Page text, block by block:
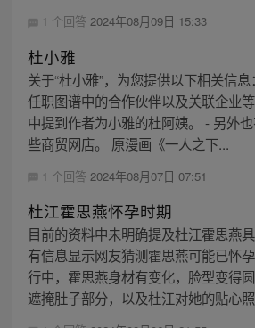
1 个回答 2024年08月09日 15:33
杜小雅
关于“杜小雅”，为您提供以下相关信
任职图谱中的合作伙伴以及关联企业
中提到作者为小雅的杜阿姨。 - 另外
些商贸网店。 原漫画《一人之下...
1 个回答 2024年08月07日 07:51
杜江霍思燕怀孕时期
目前的资料中未明确提及杜江霍思燕
有信息显示网友猜测霍思燕可能已怀
行中，霍思燕身材有变化，脸型变得
遮掩肚子部分，以及杜江对她的贴心